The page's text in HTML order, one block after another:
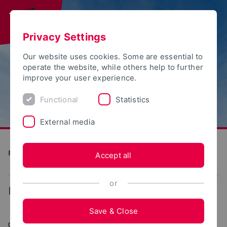
Future Food Factory OWL
06/16/2021
Privacy Settings
Our website uses cookies. Some are essential to
operate the website, while others help to further
improve your user experience.
Functional Statistics
External media
Accept all
or
Save & Close